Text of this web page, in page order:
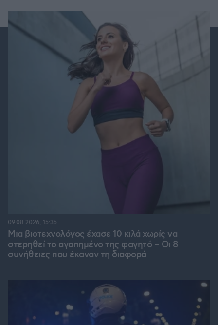
Μια βιοτεχνολόγος έχασε 10 κιλά χωρίς να
στερηθεί το αγαπημένο της φαγητό – Οι 8
συνήθειες που έκαναν τη διαφορά
09.08.2026, 15:35